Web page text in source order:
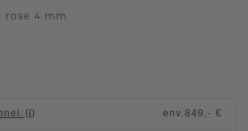
rose 4 mm
: env. 849,- €